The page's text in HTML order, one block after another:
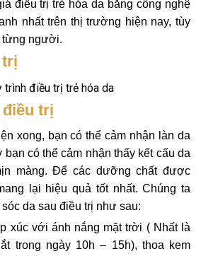
điều trị trẻ hóa da bằng công nghệ
nhất trên thị trường hiện nay, tùy
từng người.
điều trị
xong, bạn có thể cảm nhận làn da
bạn có thể cảm nhận thấy kết cấu da
màng. Để các dưỡng chất được
lại hiệu quả tốt nhất. Chúng ta
da sau điều trị như sau:
xúc với ánh nắng mặt trời ( Nhất là
trong ngày 10h – 15h), thoa kem